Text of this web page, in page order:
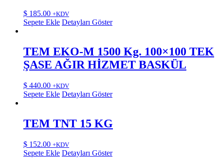
$ 185.00 +KDV
Sepete Ekle Detayları Göster
TEM EKO-M 1500 Kg. 100×100 TEK
ŞASE AĞIR HİZMET BASKÜL
$ 440.00 +KDV
Sepete Ekle Detayları Göster
TEM TNT 15 KG
$ 152.00 +KDV
Sepete Ekle Detayları Göster